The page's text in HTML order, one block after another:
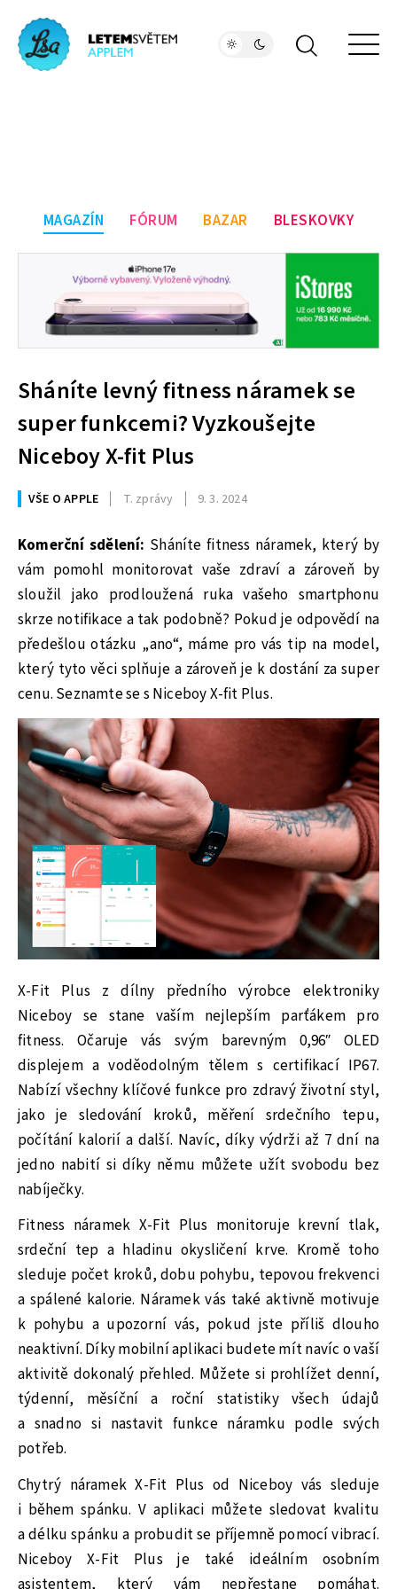
MAGAZÍN FÓRUM BAZAR BLESKOVKY
Sháníte levný fitness náramek se
super funkcemi? Vyzkoušejte
Niceboy X-fit Plus
VŠE O APPLE T. zprávy 9. 3. 2024
Komerční sdělení: Sháníte fitness náramek, který by
vám pomohl monitorovat vaše zdraví a zároveň by
sloužil jako prodloužená ruka vašeho smartphonu
skrze notifikace a tak podobně? Pokud je odpovědí na
předešlou otázku „ano“, máme pro vás tip na model,
který tyto věci splňuje a zároveň je k dostání za super
cenu. Seznamte se s Niceboy X-fit Plus.
X-Fit Plus z dílny předního výrobce elektroniky
Niceboy se stane vaším nejlepším parťákem pro
fitness. Očaruje vás svým barevným 0,96″ OLED
displejem a voděodolným tělem s certifikací IP67.
Nabízí všechny klíčové funkce pro zdravý životní styl,
jako je sledování kroků, měření srdečního tepu,
počítání kalorií a další. Navíc, díky výdrži až 7 dní na
jedno nabití si díky němu můžete užít svobodu bez
nabíječky.
Fitness náramek X-Fit Plus monitoruje krevní tlak,
srdeční tep a hladinu okysličení krve. Kromě toho
sleduje počet kroků, dobu pohybu, tepovou frekvenci
a spálené kalorie. Náramek vás také aktivně motivuje
k pohybu a upozorní vás, pokud jste příliš dlouho
neaktivní. Díky mobilní aplikaci budete mít navíc o vaší
aktivitě dokonalý přehled. Můžete si prohlížet denní,
týdenní, měsíční a roční statistiky všech údajů
a snadno si nastavit funkce náramku podle svých
potřeb.
Chytrý náramek X-Fit Plus od Niceboy vás sleduje
i během spánku. V aplikaci můžete sledovat kvalitu
a délku spánku a probudit se příjemně pomocí vibrací.
Niceboy X-Fit Plus je také ideálním osobním
asistentem, který vám nepřestane pomáhat.